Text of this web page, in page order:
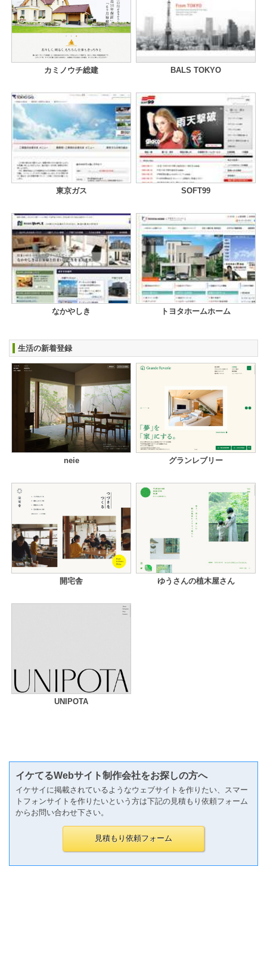
カミノウチ総建 BALS TOKYO
東京ガス SOFT99
なかやしき トヨタホームホーム
生活の新着登録
neie グランレブリー
開宅舎 ゆうさんの植木屋さん
UNIPOTA
イケてるWebサイト制作会社をお探しの方へ
イケサイに掲載されているようなウェブサイトを作りたい、スマー
トフォンサイトを作りたいという方は下記の見積もり依頼フォーム
からお問い合わせ下さい。